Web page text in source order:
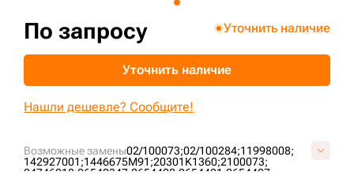
Возможные замены02/100073;02/100284;11998008;
142927001;1446675M91;20301K1360;2100073;
24746018;26540347;2654400;2654401;2654407;
По запросу Уточнить наличие
Уточнить наличие
Нашли дешевле? Сообщите!
sksale@skdst.ru
+7 (499) 394-50-93